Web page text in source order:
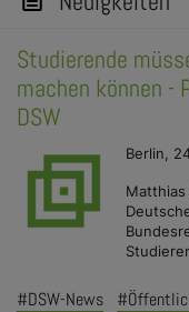
Studierende
machen können -
DSW
Berlin,
#DSW-News